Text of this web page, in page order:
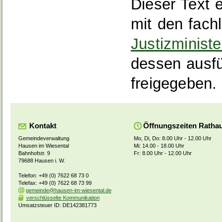
Dieser Text
mit den
dessen
freigegeben.
Kontakt
Gemeindeverwaltung
Hausen im Wiesental
Bahnhofstr. 9
79688 Hausen i. W.
Telefon: +49 (0) 7622 68 73 0
Telefax: +49 (0) 7622 68 73 99
gemeinde@hausen-im-wiesental.de
verschlüsselte Kommunikation
Umsatzsteuer ID: DE142381773
Öffnungszeiten
Mo, Di, Do: 8.00 Uhr - 12.00 Uhr
Mi: 14.00 - 18.00 Uhr
Fr: 8.00 Uhr - 12.00 Uhr